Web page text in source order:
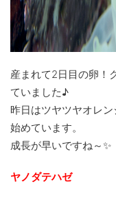
産まれて2日目の卵！
ていました♪
昨日はツヤツヤオレ
始めています。
成長が早いですね～✨
ヤノダテハゼ